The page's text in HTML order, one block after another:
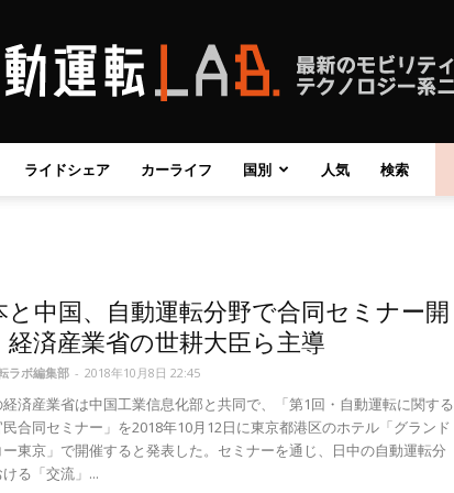
自
動
運
ライドシェア カーライフ 国別 人気 検索
と中国、自動運転分野で合同セミナー開
済産業省の世耕大臣ら主導
ラボ編集部 - 2018年10月8日 22:45
経済産業省は中国工業信息化部と共同で、「第1回・自動運転に関する
民合同セミナー」を2018年10月12日に東京都港区のホテル「グランド
ー東京」で開催すると発表した。セミナーを通じ、日中の自動運転分
る「交流」...